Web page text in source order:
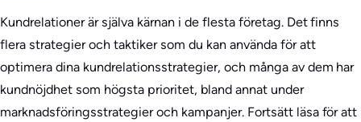
Kundrelationer är själva kärnan i de flesta företag. Det finns
flera strategier och taktiker som du kan använda för att
optimera dina kundrelationsstrategier, och många av dem har
kundnöjdhet som högsta prioritet, bland annat under
marknadsföringsstrategier och kampanjer. Fortsätt läsa för att